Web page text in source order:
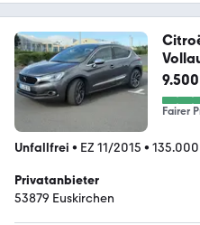
Fairer
Unfallfrei • EZ 11/2015 •
Privatanbieter
53879 Euskirchen